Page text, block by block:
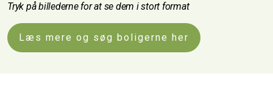
Tryk på billederne for at se dem i stort format
Læs mere og søg boligerne her